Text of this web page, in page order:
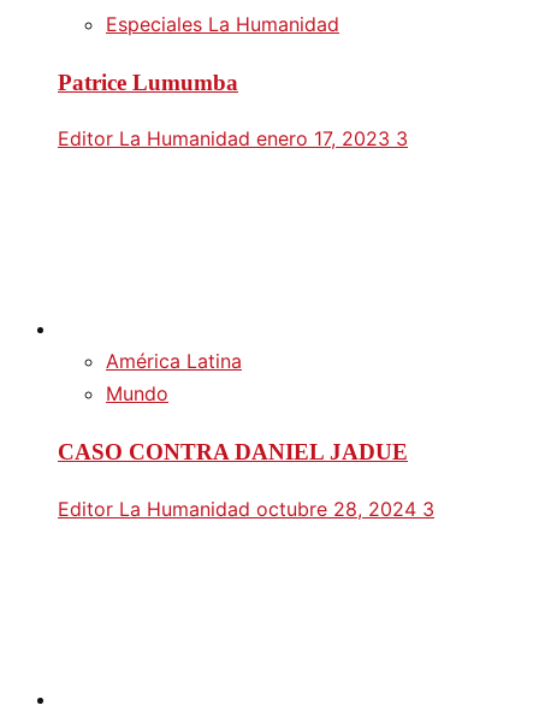
Especiales La Humanidad
Patrice Lumumba
Editor La Humanidad enero 17, 2023 3
América Latina
Mundo
CASO CONTRA DANIEL JADUE
Editor La Humanidad octubre 28, 2024 3